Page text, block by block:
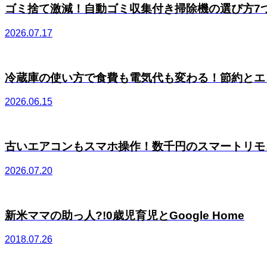
ゴミ捨て激減！自動ゴミ収集付き掃除機の選び方7
2026.07.17
冷蔵庫の使い方で食費も電気代も変わる！節約とエ
2026.06.15
古いエアコンもスマホ操作！数千円のスマートリモ
2026.07.20
新米ママの助っ人?!0歳児育児とGoogle Home
2018.07.26